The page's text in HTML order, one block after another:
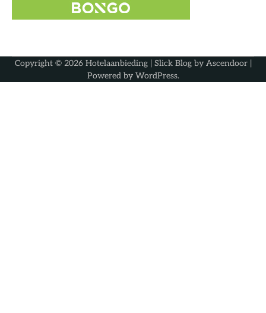
Copyright © 2026 Hotelaanbieding| Slick Blog by Ascendoor|
Powered by WordPress.